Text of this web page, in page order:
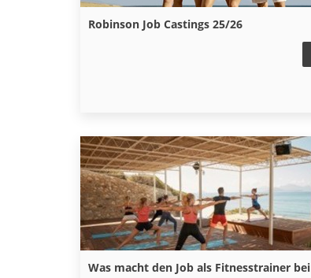
Robinson Job Castings 25/26
Was macht den Job als Fitnesstrainer bei